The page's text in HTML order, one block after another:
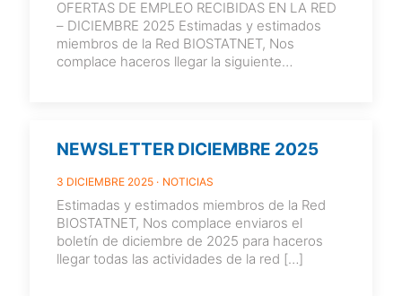
OFERTAS DE EMPLEO RECIBIDAS EN LA RED
– DICIEMBRE 2025 Estimadas y estimados
miembros de la Red BIOSTATNET, Nos
complace haceros llegar la siguiente
NEWSLETTER DICIEMBRE 2025
3 DICIEMBRE 2025 NOTICIAS
Estimadas y estimados miembros de la Red
BIOSTATNET, Nos complace enviaros el
boletín de diciembre de 2025 para haceros
llegar todas las actividades de la red […]